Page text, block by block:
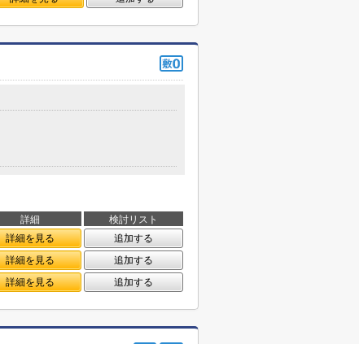
詳細 検討リスト
詳細を見る 追加する
詳細を見る 追加する
詳細を見る 追加する